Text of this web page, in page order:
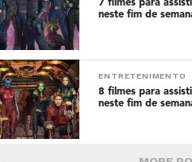
7 filmes para
neste fim de
ENTRETENIMENTO
8 filmes para
neste fim de